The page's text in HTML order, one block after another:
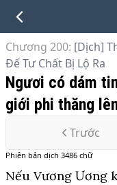
Chương 200: [Dịch]
Đế Tư Chất Bị Lộ Ra
Ngươi có dám
giới phi thăng
Trước
Phiên bản dịch 3486 chữ
Nếu Vương Ương